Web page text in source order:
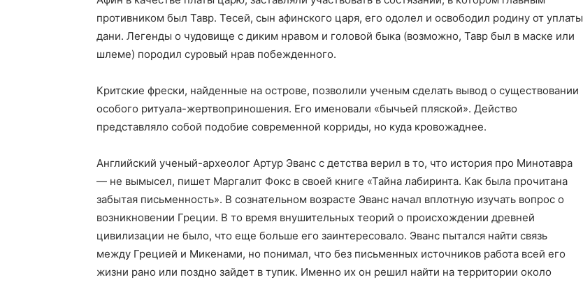
противником был Тавр. Тесей, сын афинского царя, его одолел и освободил родину от уплаты
дани. Легенды о чудовище с диким нравом и головой быка (возможно, Тавр был в маске или
шлеме) породил суровый нрав побежденного.
Критские фрески, найденные на острове, позволили ученым сделать вывод о существовании
особого ритуала-жертвоприношения. Его именовали «бычьей пляской». Действо
представляло собой подобие современной корриды, но куда кровожаднее.
Английский ученый-археолог Артур Эванс с детства верил в то, что история про Минотавра
— не вымысел, пишет Маргалит Фокс в своей книге «Тайна лабиринта. Как была прочитана
забытая письменность». В сознательном возрасте Эванс начал вплотную изучать вопрос о
возникновении Греции. В то время внушительных теорий о происхождении древней
цивилизации не было, что еще больше его заинтересовало. Эванс пытался найти связь
между Грецией и Микенами, но понимал, что без письменных источников работа всей его
жизни рано или поздно зайдет в тупик. Именно их он решил найти на территории около